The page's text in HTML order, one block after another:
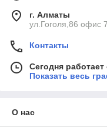
г. Алматы
ул.Гоголя,86 офис
Контакты
Сегодня
Показать весь
О нас